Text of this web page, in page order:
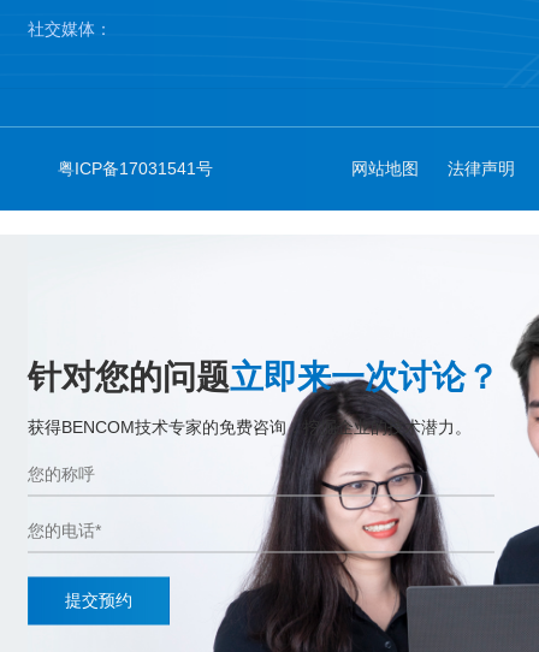
社交媒体：
粤ICP备17031541号 网站地图 法律声明
针对您的问题立即来一次讨论？
获得BENCOM技术专家的免费咨询，挖掘企业的技术潜力。
提交预约